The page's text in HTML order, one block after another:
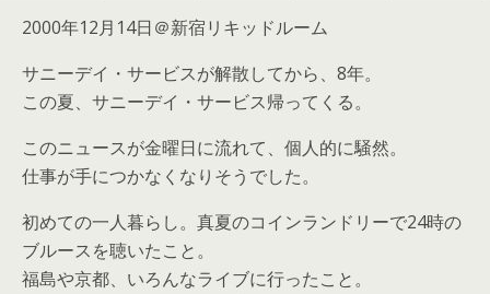
2000年12月14日＠新宿リキッドルーム
サニーデイ・サービスが解散してから、8年。
この夏、サニーデイ・サービス帰ってくる。
このニュースが金曜日に流れて、個人的に騒然。
仕事が手につかなくなりそうでした。
初めての一人暮らし。真夏のコインランドリーで24時の
ブルースを聴いたこと。
福島や京都、いろんなライブに行ったこと。